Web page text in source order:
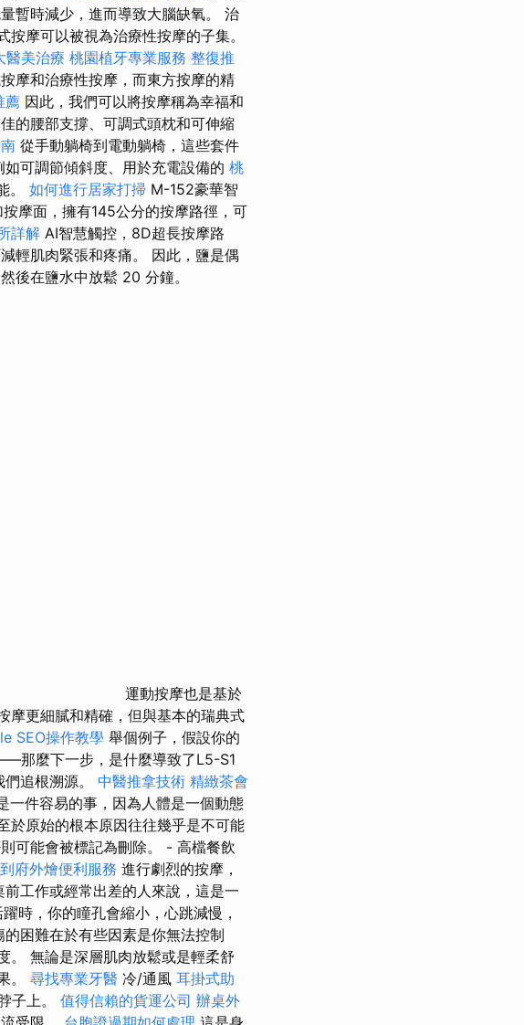
暫時減少，進而導致大腦缺氧。 治
摩可以被視為治療性按摩的子集。
醫美治療 桃園植牙專業服務 整復推
摩和治療性按摩，而東方按摩的精
薦 因此，我們可以將按摩稱為幸福和
的腰部支撐、可調式頭枕和可伸縮
從手動躺椅到電動躺椅，這些套件
可調節傾斜度、用於充電設備的 桃
。 如何進行居家打掃 M-152豪華智
摩面，擁有145公分的按摩路徑，可
詳解 AI智慧觸控，8D超長按摩路
輕肌肉緊張和疼痛。 因此，鹽是偶
後在鹽水中放鬆 20 分鐘。
運動按摩也是基於
摩更細膩和精確，但與基本的瑞典式
SEO操作教學 舉個例子，假設你的
那麼下一步，是什麼導致了L5-S1
追根溯源。 中醫推拿技術 精緻茶會
一件容易的事，因為人體是一個動態
於原始的根本原因往往幾乎是不可能
可能會被標記為刪除。 - 高檔餐飲
到府外燴便利服務 進行劇烈的按摩，
工作或經常出差的人來說，這是一
時，你的瞳孔會縮小，心跳減慢，
的困難在於有些因素是你無法控制
。 無論是深層肌肉放鬆或是輕柔舒
。 尋找專業牙醫 冷/通風 耳掛式助
子上。 值得信賴的貨運公司 辦桌外